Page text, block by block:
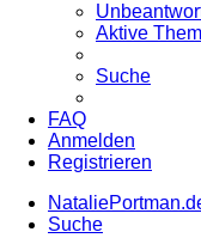
Aktive
Suche
FAQ
Anmelden
Registrieren
Suche